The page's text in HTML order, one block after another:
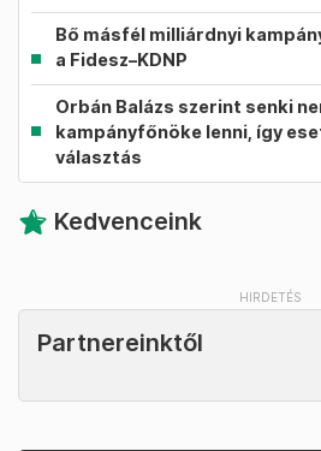
Bő másfél milliárdnyi
a Fidesz–KDNP
Orbán Balázs szerint senki
kampányfőnöke lenni, így
választás
Kedvenceink
Partnereinktől